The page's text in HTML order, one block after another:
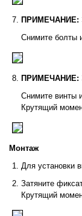
ПРИМЕЧАНИЕ:
Снимите болты
ПРИМЕЧАНИЕ:
Снимите винты
Крутящий
Монтаж
Для установки
Затяните
Крутящий